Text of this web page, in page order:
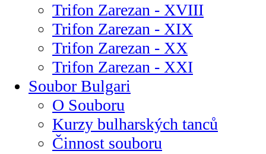
Trifon Zarezan - XVIII
Trifon Zarezan - XIX
Trifon Zarezan - XX
Trifon Zarezan - XXI
Soubor Bulgari
O Souboru
Kurzy bulharských tanců
Činnost souboru